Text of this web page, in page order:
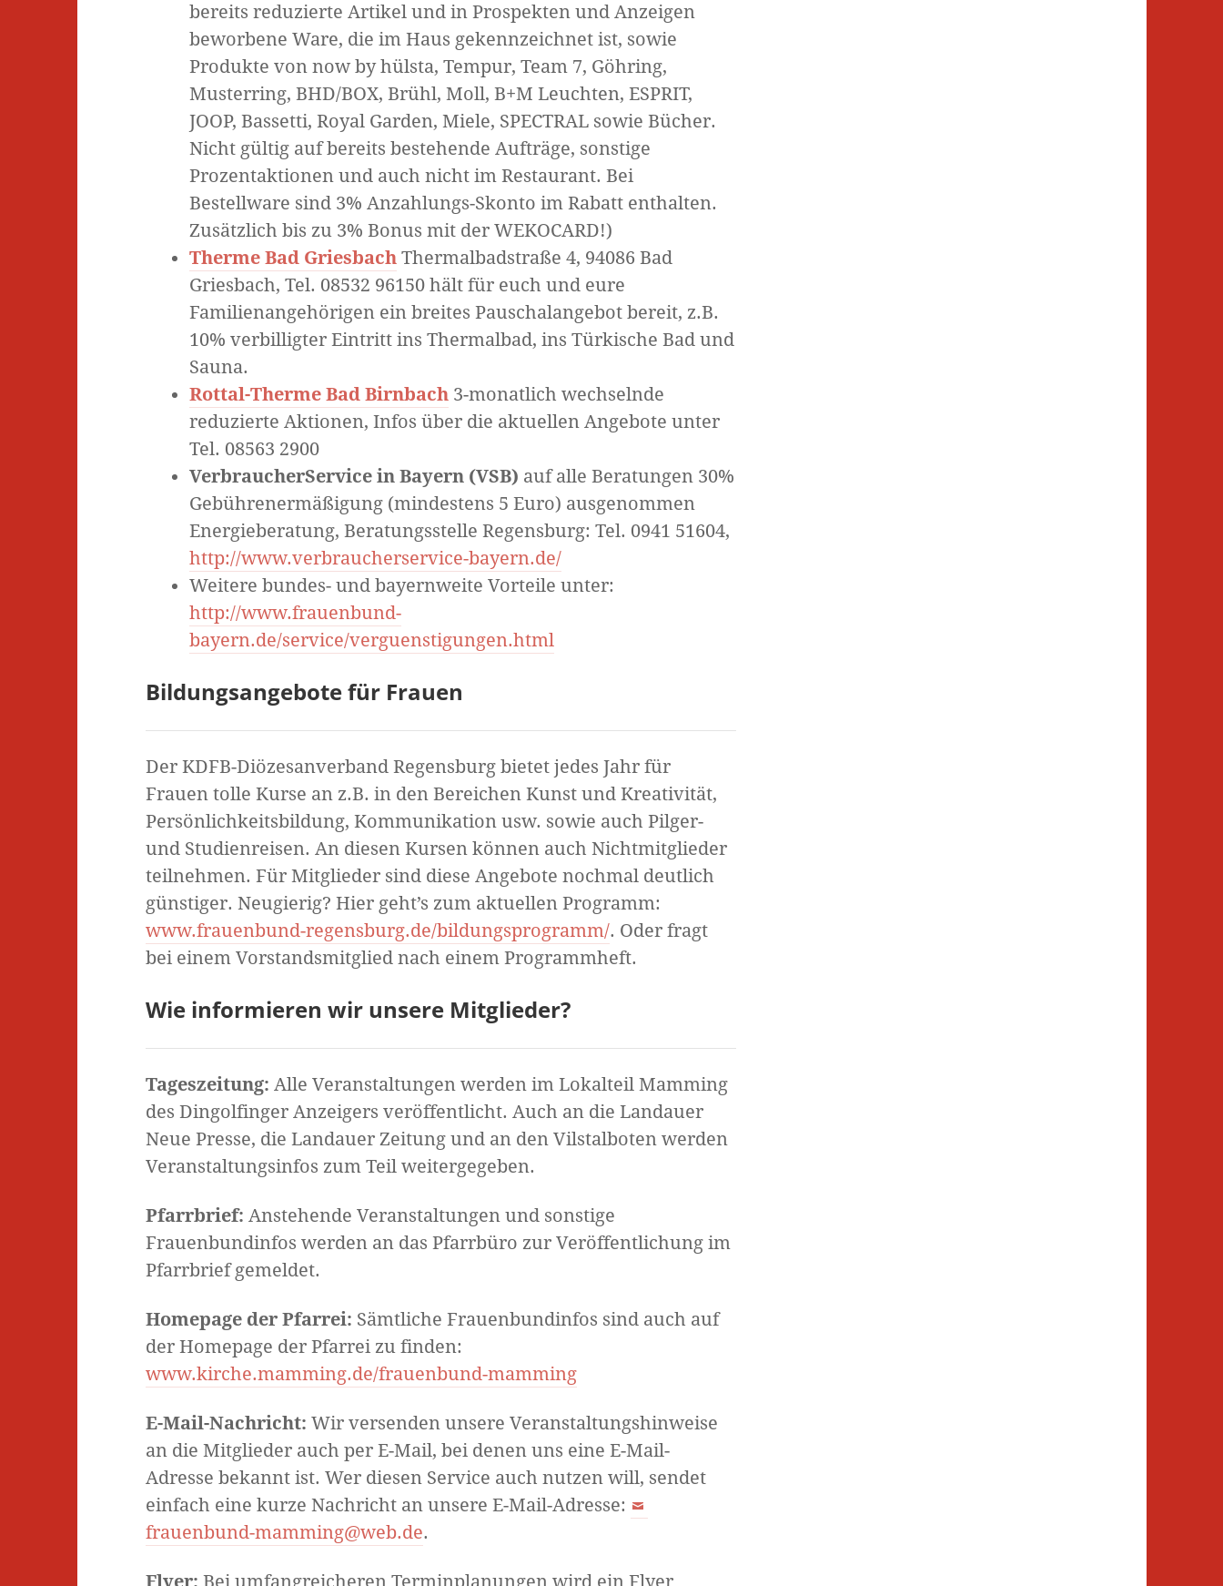
bereits reduzierte Artikel und in Prospekten und Anzeigen
beworbene Ware, die im Haus gekennzeichnet ist, sowie
Produkte von now by hülsta, Tempur, Team 7, Göhring,
Musterring, BHD/BOX, Brühl, Moll, B+M Leuchten, ESPRIT,
JOOP, Bassetti, Royal Garden, Miele, SPECTRAL sowie Bücher.
Nicht gültig auf bereits bestehende Aufträge, sonstige
Prozentaktionen und auch nicht im Restaurant. Bei
Bestellware sind 3% Anzahlungs-Skonto im Rabatt enthalten.
Zusätzlich bis zu 3% Bonus mit der WEKOCARD!)
Therme Bad GriesbachThermalbadstraße 4, 94086 Bad
Griesbach, Tel. 08532 96150 hält für euch und eure
Familienangehörigen ein breites Pauschalangebot bereit, z.B.
10% verbilligter Eintritt ins Thermalbad, ins Türkische Bad und
Sauna.
Rottal-Therme Bad Birnbach3-monatlich wechselnde
reduzierte Aktionen, Infos über die aktuellen Angebote unter
Tel. 08563 2900
VerbraucherService in Bayern (VSB) auf alle Beratungen 30%
Gebührenermäßigung (mindestens 5 Euro) ausgenommen
Energieberatung, Beratungsstelle Regensburg: Tel. 0941 51604,
http://www.verbraucherservice-bayern.de/
Weitere bundes- und bayernweite Vorteile unter:
http://www.frauenbund-
bayern.de/service/verguenstigungen.html
Bildungsangebotefür Frauen
Der KDFB-Diözesanverband Regensburg bietet jedes Jahr für
Frauen tolle Kurse an z.B. in den Bereichen Kunst und Kreativität,
Persönlichkeitsbildung, Kommunikation usw. sowie auch Pilger-
und Studienreisen. An diesen Kursen können auch Nichtmitglieder
teilnehmen. Für Mitglieder sind diese Angebote nochmal deutlich
günstiger. Neugierig? Hier geht’s zum aktuellen Programm:
www.frauenbund-regensburg.de/bildungsprogramm/. Oder fragt
bei einem Vorstandsmitglied nach einem Programmheft.
Wie informieren wir unsere Mitglieder?
Tageszeitung: Alle Veranstaltungen werden im Lokalteil Mamming
des Dingolfinger Anzeigers veröffentlicht. Auch an die Landauer
Neue Presse, die Landauer Zeitung und an den Vilstalboten werden
Veranstaltungsinfos zum Teil weitergegeben.
Pfarrbrief: Anstehende Veranstaltungen und sonstige
Frauenbundinfos werden an das Pfarrbüro zur Veröffentlichung im
Pfarrbrief gemeldet.
Homepage der Pfarrei: Sämtliche Frauenbundinfos sind auch auf
der Homepage der Pfarrei zu finden:
www.kirche.mamming.de/frauenbund-mamming
E-Mail-Nachricht: Wir versenden unsere Veranstaltungshinweise
an die Mitglieder auch per E-Mail, bei denen uns eine E-Mail-
Adresse bekannt ist. Wer diesen Service auch nutzen will, sendet
einfach eine kurze Nachricht an unsere E-Mail-Adresse:
frauenbund-mamming@web.de.